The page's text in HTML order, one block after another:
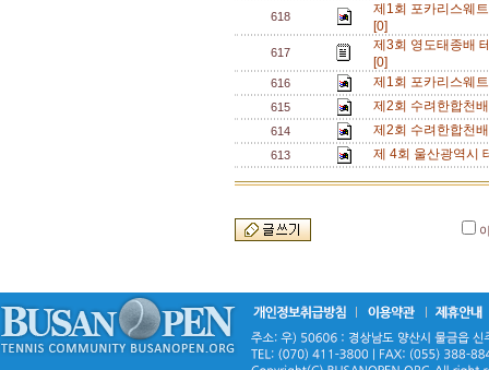
618
제1회 포카리스웨
[0]
617
제3회 영도태종배
[0]
616 제1회 포카리스웨
615 제2회 수려한합천
614 제2회 수려한합천
613 제 4회 울산광역시